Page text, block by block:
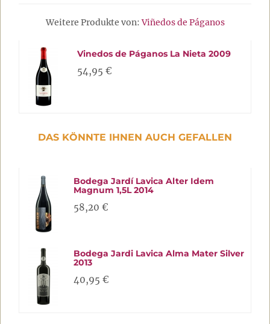
Weitere Produkte von:Viñedos de Páganos
Vinedos de Páganos La Nieta 2009
54,95 €
DAS KÖNNTE IHNEN AUCH GEFALLEN
Bodega Jardí Lavica Alter Idem
Magnum 1,5L 2014
58,20 €
Bodega Jardi Lavica Alma Mater Silver
2013
40,95 €